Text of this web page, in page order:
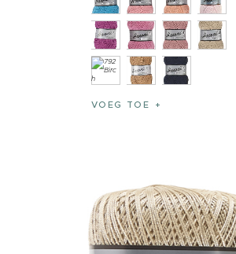
VOEG TOE